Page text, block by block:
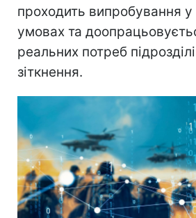
проходить випробування
умовах та
реальних потреб
зіткнення.